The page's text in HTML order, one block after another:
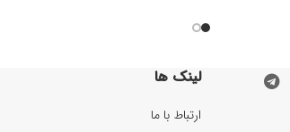
لینک ها
ارتباط با ما